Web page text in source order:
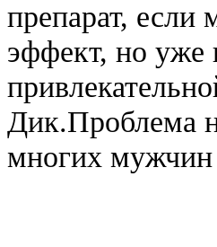
препарат,
эффект, но уже
Дик.Проблема
многих мужчин